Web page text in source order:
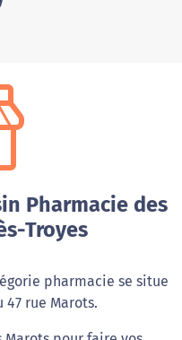
Pharmacie des
Troyes
pharmacie se situe
47 rue Marots.